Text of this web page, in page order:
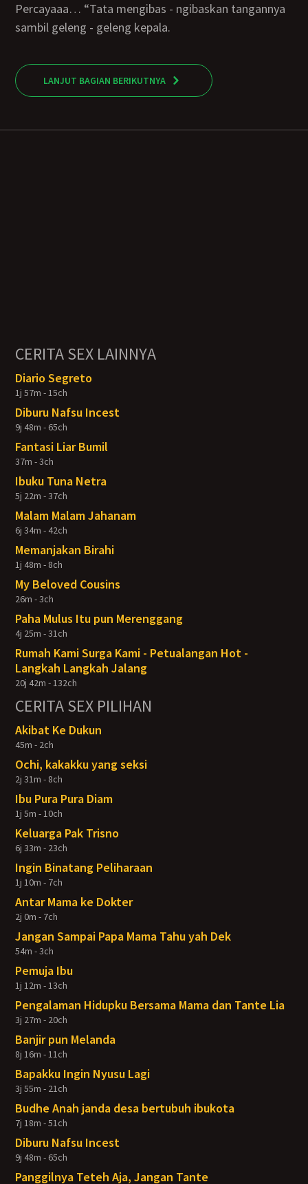
Percayaaa… “Tata mengibas - ngibaskan tangannya
sambil geleng - geleng kepala.
LANJUT BAGIAN BERIKUTNYA
CERITA SEX LAINNYA
Diario Segreto
1j 57m - 15ch
Diburu Nafsu Incest
9j 48m - 65ch
Fantasi Liar Bumil
37m - 3ch
Ibuku Tuna Netra
5j 22m - 37ch
Malam Malam Jahanam
6j 34m - 42ch
Memanjakan Birahi
1j 48m - 8ch
My Beloved Cousins
26m - 3ch
Paha Mulus Itu pun Merenggang
4j 25m - 31ch
Rumah Kami Surga Kami - Petualangan Hot -
Langkah Langkah Jalang
20j 42m - 132ch
CERITA SEX PILIHAN
Akibat Ke Dukun
45m - 2ch
Ochi, kakakku yang seksi
2j 31m - 8ch
Ibu Pura Pura Diam
1j 5m - 10ch
Keluarga Pak Trisno
6j 33m - 23ch
Ingin Binatang Peliharaan
1j 10m - 7ch
Antar Mama ke Dokter
2j 0m - 7ch
Jangan Sampai Papa Mama Tahu yah Dek
54m - 3ch
Pemuja Ibu
1j 12m - 13ch
Pengalaman Hidupku Bersama Mama dan Tante Lia
3j 27m - 20ch
Banjir pun Melanda
8j 16m - 11ch
Bapakku Ingin Nyusu Lagi
3j 55m - 21ch
Budhe Anah janda desa bertubuh ibukota
7j 18m - 51ch
Diburu Nafsu Incest
9j 48m - 65ch
Panggilnya Teteh Aja, Jangan Tante